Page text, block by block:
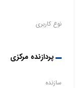
نوع کاربری
پردازنده مرکزی
سازنده